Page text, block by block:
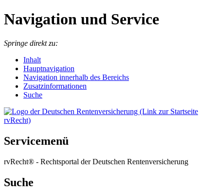
Navigation und Service
Springe direkt zu:
Inhalt
Hauptnavigation
Navigation innerhalb des Bereichs
Zusatzinformationen
Suche
Servicemenü
rvRecht® - Rechtsportal der Deutschen Rentenversicherung
Suche